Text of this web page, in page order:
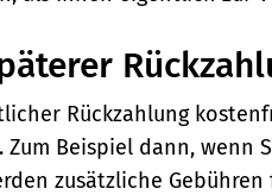
Rückzahlung
Beispiel dann, wenn
zusätzliche